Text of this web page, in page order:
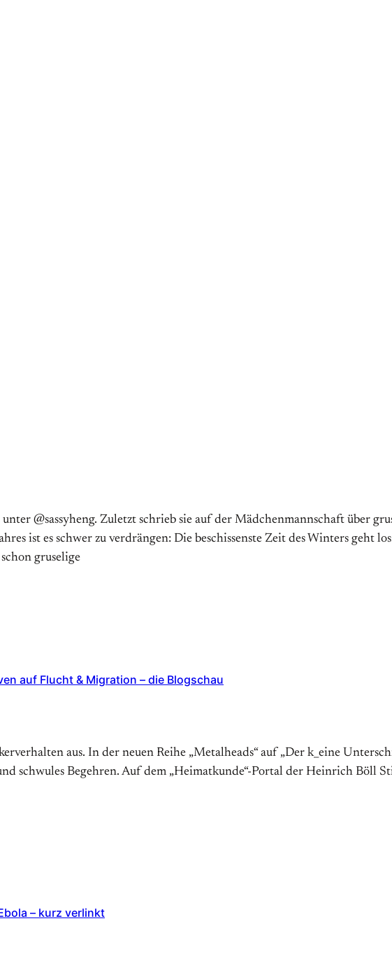
@sassyheng. Zuletzt schrieb sie auf der Mädchenmannschaft über
ist es schwer zu verdrängen: Die beschissenste Zeit des Winters geht
gruselige
auf Flucht & Migration – die Blogschau
aus. In der neuen Reihe „Metalheads“ auf „Der k_eine
schwules Begehren. Auf dem „Heimatkunde“-Portal der Heinrich Böll
– kurz verlinkt